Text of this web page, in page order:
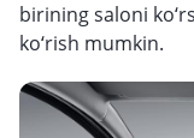
birining saloni
ko‘rish mumkin.